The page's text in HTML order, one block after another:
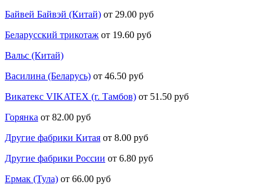
Байвей Байвэй (Китай) от 29.00 руб
Беларусский трикотаж от 19.60 руб
Вальс (Китай)
Василина (Беларусь) от 46.50 руб
Викатекс VIKATEX (г. Тамбов) от 51.50 руб
Горянка от 82.00 руб
Другие фабрики Китая от 8.00 руб
Другие фабрики России от 6.80 руб
Ермак (Тула) от 66.00 руб